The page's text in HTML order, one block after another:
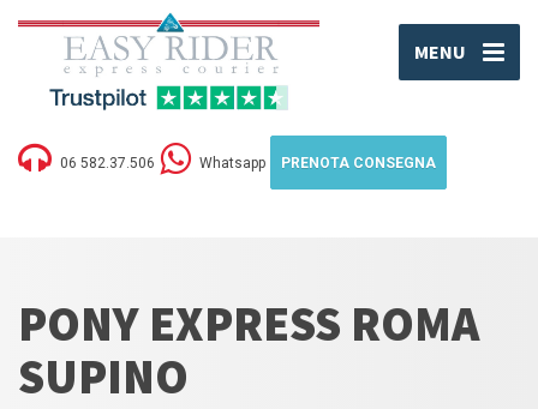
MENU
06 582.37.506 Whatsapp PRENOTA CONSEGNA
PONY EXPRESS ROMA
SUPINO